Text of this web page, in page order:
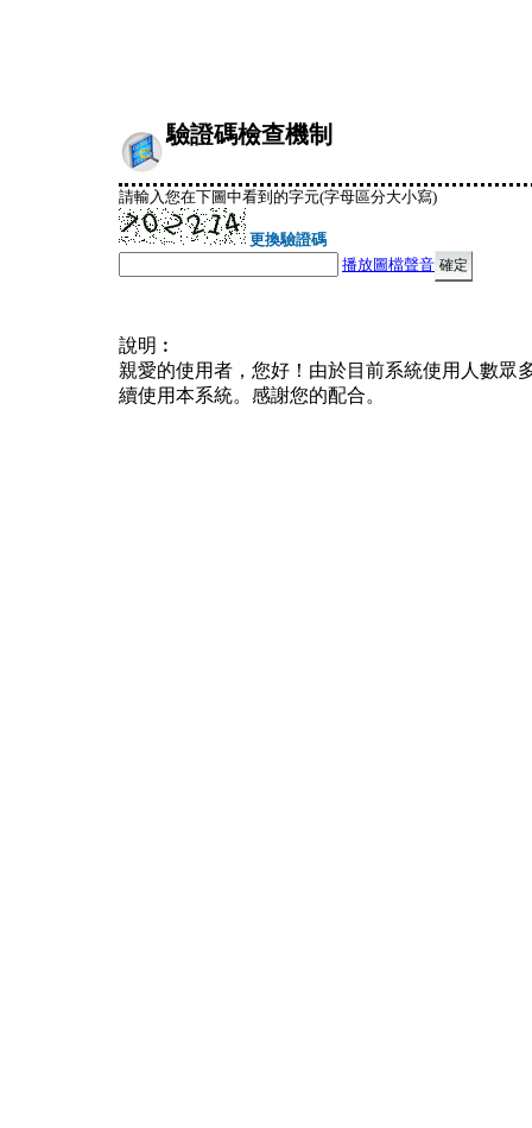
驗證碼檢查機制
請輸入您在下圖中看到的字元(字母區分大小寫)
更換驗證碼
播放圖檔聲音
說明︰
親愛的使用者，您好！由於目前系統使用人數眾
續使用本系統。感謝您的配合。